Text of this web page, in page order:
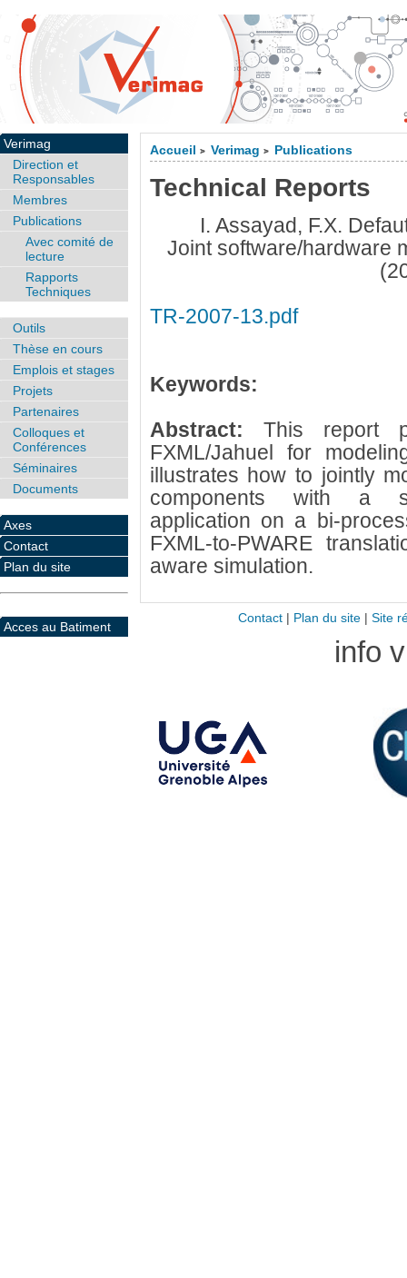
Accueil > Verimag > Publications
Technical Reports
I. Assayad, F.X.
Joint software/hardware
TR-2007-13.pdf
Keywords:
Abstract: This report
FXML/Jahuel for
illustrates how to jointly
components with a
application on a bi-
FXML-to-PWARE
aware simulation.
Verimag
Direction et
Responsables
Membres
Publications
Avec comité de
lecture
Rapports
Techniques
Outils
Thèse en cours
Emplois et stages
Projets
Partenaires
Colloques et
Conférences
Séminaires
Documents
Axes
Contact
Plan du site
Acces au Batiment
Contact| Plan du site| Site
info